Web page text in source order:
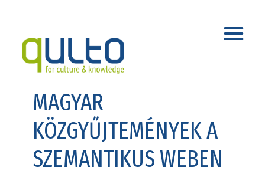
MAGYAR
KÖZGYŰJTEMÉNYEK A
SZEMANTIKUS WEBEN